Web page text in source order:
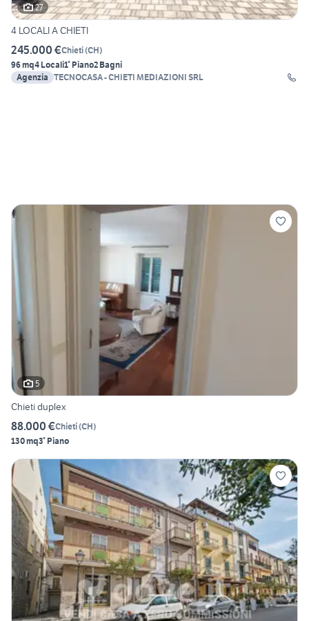
27
4 LOCALI A CHIETI
245.000 €Chieti(CH)
96 mq4 Locali1° Piano2 Bagni
Agenzia TECNOCASA - CHIETI MEDIAZIONI SRL
5
Chieti duplex
88.000 €Chieti(CH)
130 mq3° Piano